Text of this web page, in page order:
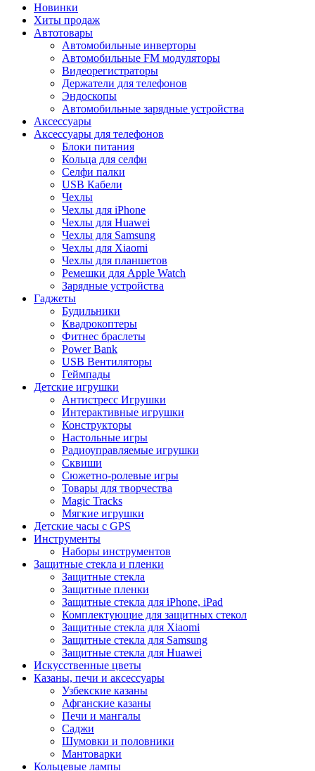
Новинки
Хиты продаж
Автотовары
Автомобильные инверторы
Автомобильные FM модуляторы
Видеорегистраторы
Держатели для телефонов
Эндоскопы
Автомобильные зарядные устройства
Аксессуары
Аксессуары для телефонов
Блоки питания
Кольца для селфи
Селфи палки
USB Кабели
Чехлы
Чехлы для iPhone
Чехлы для Huawei
Чехлы для Samsung
Чехлы для Xiaomi
Чехлы для планшетов
Ремешки для Apple Watch
Зарядные устройства
Гаджеты
Будильники
Квадрокоптеры
Фитнес браслеты
Power Bank
USB Вентиляторы
Геймпады
Детские игрушки
Антистресс Игрушки
Интерактивные игрушки
Конструкторы
Настольные игры
Радиоуправляемые игрушки
Сквиши
Сюжетно-ролевые игры
Товары для творчества
Magic Tracks
Мягкие игрушки
Детские часы с GPS
Инструменты
Наборы инструментов
Защитные стекла и пленки
Защитные стекла
Защитные пленки
Защитные стекла для iPhone, iPad
Комплектующие для защитных стекол
Защитные стекла для Xiaomi
Защитные стекла для Samsung
Защитные стекла для Huawei
Искусственные цветы
Казаны, печи и аксессуары
Узбекские казаны
Афганские казаны
Печи и мангалы
Саджи
Шумовки и половники
Мантоварки
Кольцевые лампы